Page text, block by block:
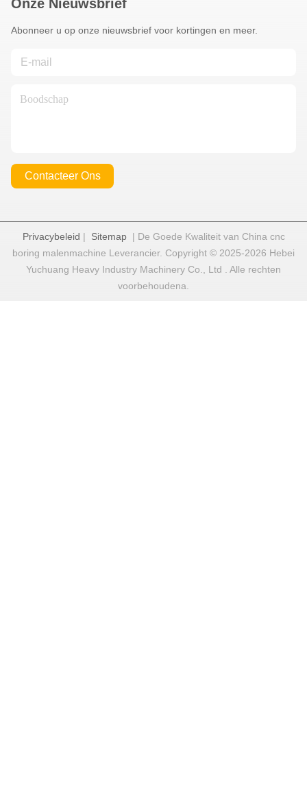
Onze Nieuwsbrief
Abonneer u op onze nieuwsbrief voor kortingen en meer.
Contacteer Ons
Privacybeleid | Sitemap| De Goede Kwaliteit van China cnc
boring malenmachine Leverancier. Copyright © 2025-2026 Hebei
Yuchuang Heavy Industry Machinery Co., Ltd . Alle rechten
voorbehoudena.